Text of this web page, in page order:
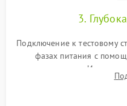
3.
Подключение к тестовому
фазах питания с
инициализации.